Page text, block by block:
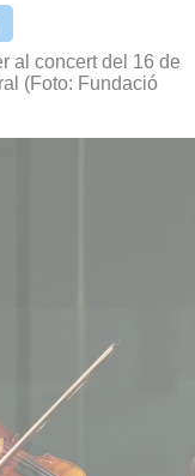
al concert del 16 de
(Foto: Fundació